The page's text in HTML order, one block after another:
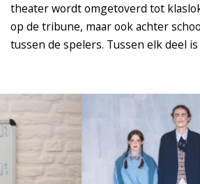
theater wordt omgetoverd tot
op de tribune, maar ook achter
tussen de spelers. Tussen elk deel
Overslaan